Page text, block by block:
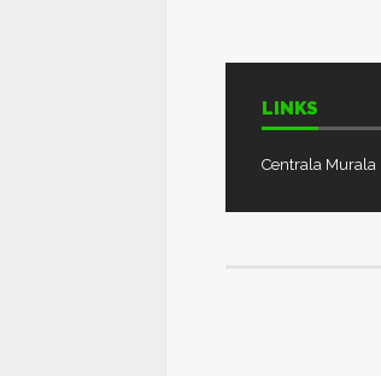
LINKS
Centrala Murala